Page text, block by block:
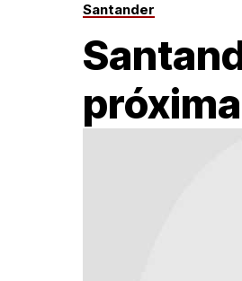
Santander